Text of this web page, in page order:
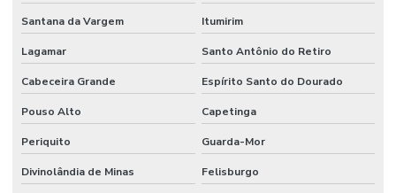
Santana da Vargem Itumirim
Lagamar Santo Antônio do Retiro
Cabeceira Grande Espírito Santo do Dourado
Pouso Alto Capetinga
Periquito Guarda-Mor
Divinolândia de Minas Felisburgo